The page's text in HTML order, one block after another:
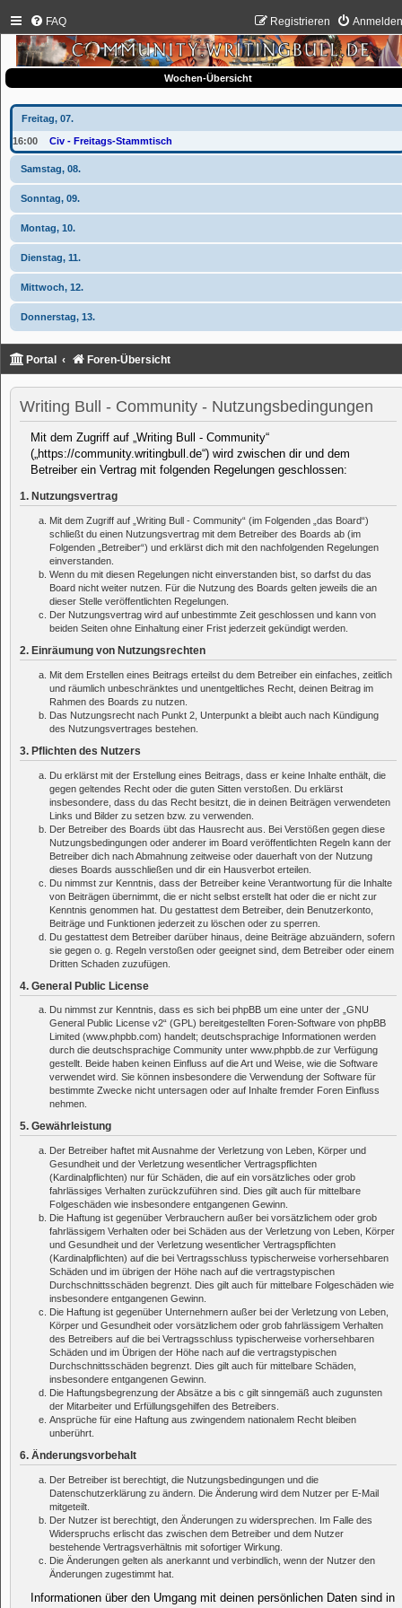
FAQ Registrieren
Wochen-Übersicht
Freitag, 07.
16:00 Civ - Freitags-Stammtisch
Samstag, 08.
Sonntag, 09.
Montag, 10.
Dienstag, 11.
Mittwoch, 12.
Donnerstag, 13.
Portal Foren-Übersicht
Writing Bull - Community - Nutzungsbedingungen
Mit dem Zugriff auf „Writing Bull - Community“
(„https://community.writingbull.de“) wird zwischen dir und dem
Betreiber ein Vertrag mit folgenden Regelungen geschlossen:
1. Nutzungsvertrag
Mit dem Zugriff auf „Writing Bull - Community“ (im Folgenden „das Board“)
schließt du einen Nutzungsvertrag mit dem Betreiber des Boards ab (im
Folgenden „Betreiber“) und erklärst dich mit den nachfolgenden Regelungen
einverstanden.
Wenn du mit diesen Regelungen nicht einverstanden bist, so darfst du das
Board nicht weiter nutzen. Für die Nutzung des Boards gelten jeweils die an
dieser Stelle veröffentlichten Regelungen.
Der Nutzungsvertrag wird auf unbestimmte Zeit geschlossen und kann von
beiden Seiten ohne Einhaltung einer Frist jederzeit gekündigt werden.
2. Einräumung von Nutzungsrechten
Mit dem Erstellen eines Beitrags erteilst du dem Betreiber ein einfaches, zeitlich
und räumlich unbeschränktes und unentgeltliches Recht, deinen Beitrag im
Rahmen des Boards zu nutzen.
Das Nutzungsrecht nach Punkt 2, Unterpunkt a bleibt auch nach Kündigung
des Nutzungsvertrages bestehen.
3. Pflichten des Nutzers
Du erklärst mit der Erstellung eines Beitrags, dass er keine Inhalte enthält, die
gegen geltendes Recht oder die guten Sitten verstoßen. Du erklärst
insbesondere, dass du das Recht besitzt, die in deinen Beiträgen verwendeten
Links und Bilder zu setzen bzw. zu verwenden.
Der Betreiber des Boards übt das Hausrecht aus. Bei Verstößen gegen diese
Nutzungsbedingungen oder anderer im Board veröffentlichten Regeln kann der
Betreiber dich nach Abmahnung zeitweise oder dauerhaft von der Nutzung
dieses Boards ausschließen und dir ein Hausverbot erteilen.
Du nimmst zur Kenntnis, dass der Betreiber keine Verantwortung für die Inhalte
von Beiträgen übernimmt, die er nicht selbst erstellt hat oder die er nicht zur
Kenntnis genommen hat. Du gestattest dem Betreiber, dein Benutzerkonto,
Beiträge und Funktionen jederzeit zu löschen oder zu sperren.
Du gestattest dem Betreiber darüber hinaus, deine Beiträge abzuändern, sofern
sie gegen o. g. Regeln verstoßen oder geeignet sind, dem Betreiber oder einem
Dritten Schaden zuzufügen.
4. General Public License
Du nimmst zur Kenntnis, dass es sich bei phpBB um eine unter der „ GNU
General Public License v2“ (GPL) bereitgestellten Foren-Software von phpBB
Limited (www.phpbb.com) handelt; deutschsprachige Informationen werden
durch die deutschsprachige Community unter www.phpbb.de zur Verfügung
gestellt. Beide haben keinen Einfluss auf die Art und Weise, wie die Software
verwendet wird. Sie können insbesondere die Verwendung der Software für
bestimmte Zwecke nicht untersagen oder auf Inhalte fremder Foren Einfluss
nehmen.
5. Gewährleistung
Der Betreiber haftet mit Ausnahme der Verletzung von Leben, Körper und
Gesundheit und der Verletzung wesentlicher Vertragspflichten
(Kardinalpflichten) nur für Schäden, die auf ein vorsätzliches oder grob
fahrlässiges Verhalten zurückzuführen sind. Dies gilt auch für mittelbare
Folgeschäden wie insbesondere entgangenen Gewinn.
Die Haftung ist gegenüber Verbrauchern außer bei vorsätzlichem oder grob
fahrlässigem Verhalten oder bei Schäden aus der Verletzung von Leben, Körper
und Gesundheit und der Verletzung wesentlicher Vertragspflichten
(Kardinalpflichten) auf die bei Vertragsschluss typischerweise vorhersehbaren
Schäden und im übrigen der Höhe nach auf die vertragstypischen
Durchschnittsschäden begrenzt. Dies gilt auch für mittelbare Folgeschäden wie
insbesondere entgangenen Gewinn.
Die Haftung ist gegenüber Unternehmern außer bei der Verletzung von Leben,
Körper und Gesundheit oder vorsätzlichem oder grob fahrlässigem Verhalten
des Betreibers auf die bei Vertragsschluss typischerweise vorhersehbaren
Schäden und im Übrigen der Höhe nach auf die vertragstypischen
Durchschnittsschäden begrenzt. Dies gilt auch für mittelbare Schäden,
insbesondere entgangenen Gewinn.
Die Haftungsbegrenzung der Absätze a bis c gilt sinngemäß auch zugunsten
der Mitarbeiter und Erfüllungsgehilfen des Betreibers.
Ansprüche für eine Haftung aus zwingendem nationalem Recht bleiben
unberührt.
6. Änderungsvorbehalt
Der Betreiber ist berechtigt, die Nutzungsbedingungen und die
Datenschutzerklärung zu ändern. Die Änderung wird dem Nutzer per E-Mail
mitgeteilt.
Der Nutzer ist berechtigt, den Änderungen zu widersprechen. Im Falle des
Widerspruchs erlischt das zwischen dem Betreiber und dem Nutzer
bestehende Vertragsverhältnis mit sofortiger Wirkung.
Die Änderungen gelten als anerkannt und verbindlich, wenn der Nutzer den
Änderungen zugestimmt hat.
Informationen über den Umgang mit deinen persönlichen Daten sind in